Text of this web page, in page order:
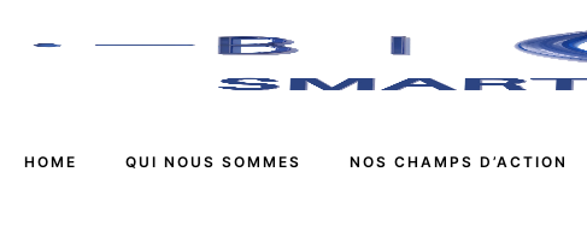
HOME QUI NOUS SOMMES NOS CHAMPS D’ACTION